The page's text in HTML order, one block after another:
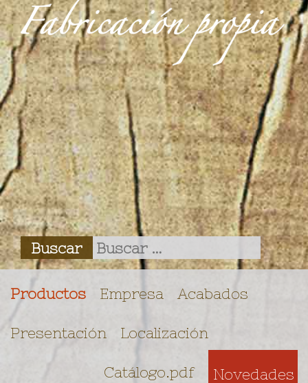
Productos Empresa Acabados
Presentación Localización
Novedades
Catálogo.pdf